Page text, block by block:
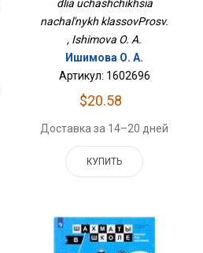
dlia uchashchikhsia
nachal'nykh klassovProsv.
, Ishimova O. A.
Ишимова О. А.
Артикул: 1602696
$20.58
Доставка за 14–20 дней
КУПИТЬ